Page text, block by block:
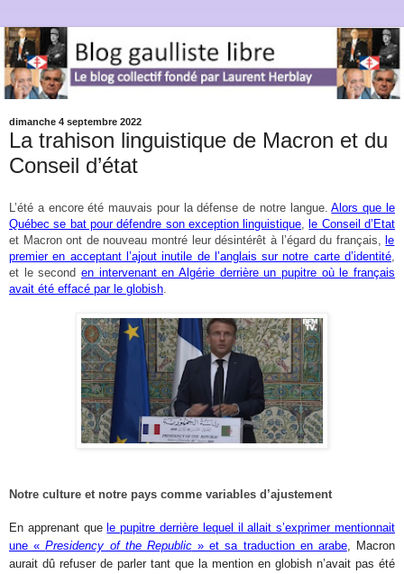
dimanche 4 septembre 2022
La trahison linguistique de Macron et du
Conseil d’état
L’été a encore été mauvais pour la défense de notre langue.Alors que le
Québec se bat pour défendre son exception linguistique, le Conseil d’Etat
et Macron ont de nouveau montré leur désintérêt à l’égard du français, le
premier en acceptant l’ajout inutile de l’anglais sur notre carte d’identité,
et le second en intervenant en Algérie derrière un pupitre où le français
avait été effacé par le globish.
Notre culture et notre pays comme variables d’ajustement
En apprenant que le pupitre derrière lequel il allait s’exprimer mentionnait
une «Presidency of the Republic» et sa traduction en arabe, Macron
aurait dû refuser de parler tant que la mention en globish n’avait pas été